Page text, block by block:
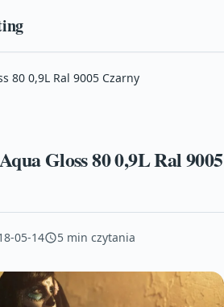
80 0,9L Ral 9005 Czarny
Gloss 80 0,9L Ral 9005
05-14 5 min czytania